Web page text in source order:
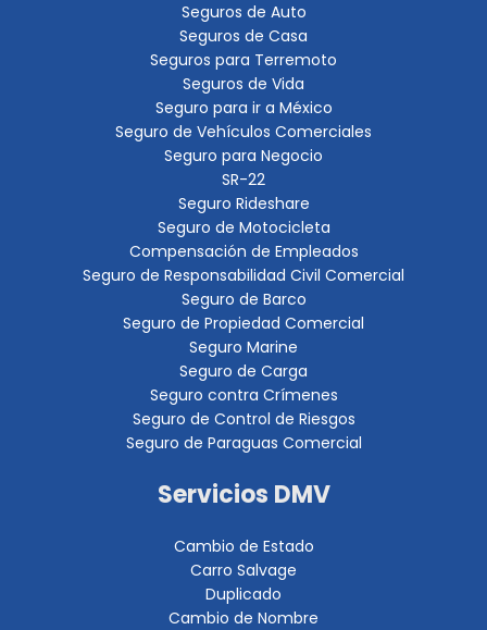
Seguros de Auto
Seguros de Casa
Seguros para Terremoto
Seguros de Vida
Seguro para ir a México
Seguro de Vehículos Comerciales
Seguro para Negocio
SR-22
Seguro Rideshare
Seguro de Motocicleta
Compensación de Empleados
Seguro de Responsabilidad Civil Comercial
Seguro de Barco
Seguro de Propiedad Comercial
Seguro Marine
Seguro de Carga
Seguro contra Crímenes
Seguro de Control de Riesgos
Seguro de Paraguas Comercial
Servicios DMV
Cambio de Estado
Carro Salvage
Duplicado
Cambio de Nombre